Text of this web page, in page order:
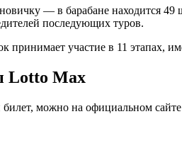
— в барабане находится 49
последующих туров.
принимает участие в 11 этапах,
Lotto Max
можно на официальном